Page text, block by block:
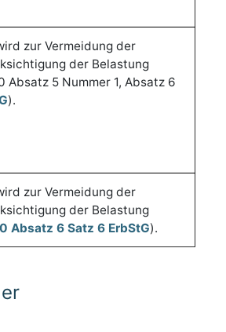
zur Vermeidung der
der Belastung
Absatz 5 Nummer 1, Absatz 6
).
zur Vermeidung der
der Belastung
Absatz 6 Satz 6 ErbStG).